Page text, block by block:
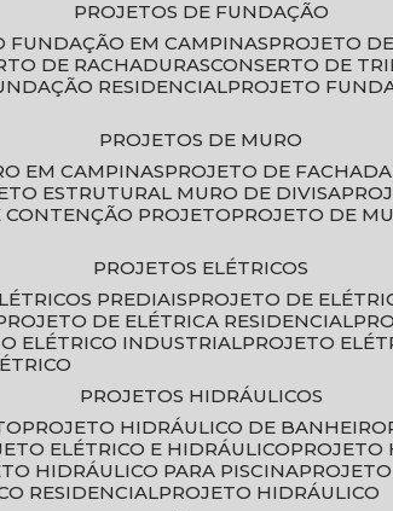
PROJETOS DE FUNDAÇÃO
FUNDAÇÃO EM CAMPINAS
PROJETO
DE RACHADURAS CONSERTO DE
RESIDENCIAL PROJETO
PROJETOS DE MURO
EM CAMPINAS PROJETO DE
ESTRUTURAL MURO DE DIVISA
CONTENÇÃO PROJETO PROJETO DE
PROJETOS ELÉTRICOS
PREDIAIS PROJETO DE
PROJETO DE ELÉTRICA RESIDENCIAL
ELÉTRICO INDUSTRIAL
PROJETO
PROJETOS HIDRÁULICOS
PROJETO HIDRÁULICO DE BANHEIRO
ELÉTRICO E HIDRÁULICO
HIDRÁULICO PARA PISCINA
RESIDENCIAL
PROJETO HIDRÁULICO